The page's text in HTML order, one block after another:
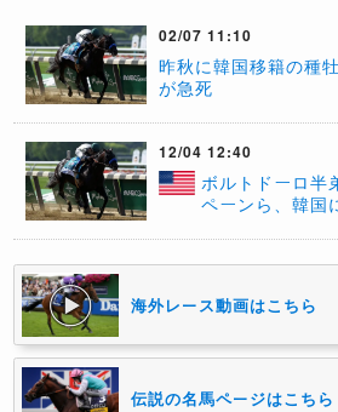
02/07 11:10
昨秋に韓国移籍の種
が急死
12/04 12:40
ボルトドーロ半
ペーンら、韓国
海外レース動画はこちら
伝説の名馬ページはこちら